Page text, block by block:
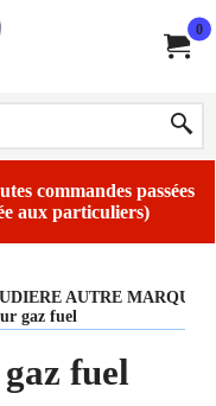
0
commandes passées
aux particuliers)
AUTRE MARQUE
gaz fuel
fuel